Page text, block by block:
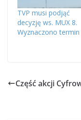
TVP musi podjąć
decyzję ws. MUX 8.
Wyznaczono termin
Część akcji